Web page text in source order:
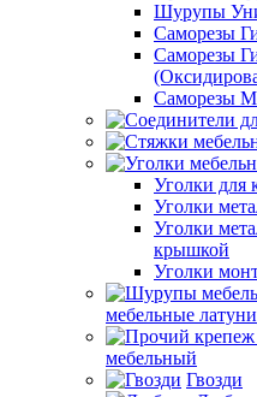
Шурупы
Саморезы
Саморезы
Саморезы
Уголки для
Уголки
Уголки
крышкой
Уголки
мебельные
мебельный
Гвозди